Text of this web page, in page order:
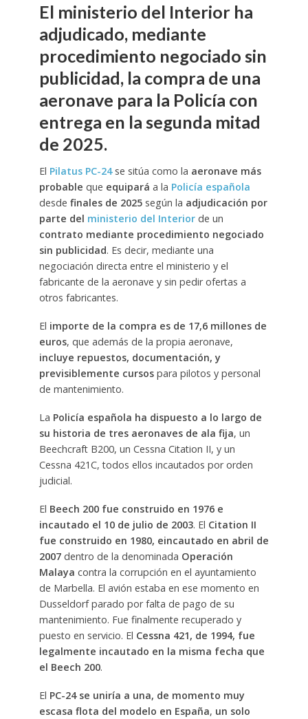
El ministerio del Interior ha
adjudicado, mediante
procedimiento negociado sin
publicidad, la compra de una
aeronave para la Policía con
entrega en la segunda mitad
de 2025.
El Pilatus PC-24se sitúa como la aeronave más
probable que equipará a la Policía española
desde finales de 2025según la adjudicación por
parte del ministerio del Interiorde un
contrato mediante procedimiento negociado
sin publicidad. Es decir, mediante una
negociación directa entre el ministerio y el
fabricante de la aeronave y sin pedir ofertas a
otros fabricantes.
El importe de la compra es de 17,6 millones de
euros, que además de la propia aeronave,
incluye repuestos, documentación, y
previsiblemente cursospara pilotos y personal
de mantenimiento.
La Policía española ha dispuesto a lo largo de
su historia de tres aeronaves de ala fija, un
Beechcraft B200, un Cessna Citation II, y un
Cessna 421C, todos ellos incautados por orden
judicial.
El Beech 200 fue construido en 1976 e
incautado el 10 de julio de 2003. El Citation II
fue construido en 1980, eincautado en abril de
2007dentro de la denominada Operación
Malaya contra la corrupción en el ayuntamiento
de Marbella. El avión estaba en ese momento en
Dusseldorf parado por falta de pago de su
mantenimiento. Fue finalmente recuperado y
puesto en servicio. El Cessna 421, de 1994, fue
legalmente incautado en la misma fecha que
el Beech 200.
El PC-24 se uniría a una, de momento muy
escasa flota del modelo en España, un solo